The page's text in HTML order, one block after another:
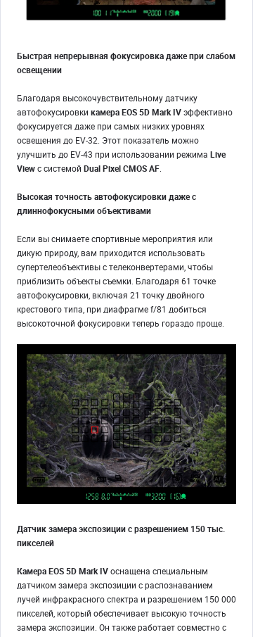
Быстрая непрерывная фокусировка даже при слабом
освещении
Благодаря высокочувствительному датчику
автофокусировки камера EOS 5D Mark IVэффективно
фокусируется даже при самых низких уровнях
освещения до EV-32. Этот показатель можно
улучшить до EV-43 при использовании режима Live
Viewс системой Dual Pixel CMOS AF.
Высокая точность автофокусировки даже с
длиннофокусными объективами
Если вы снимаете спортивные мероприятия или
дикую природу, вам приходится использовать
супертелеобъективы с телеконвертерами, чтобы
приблизить объекты съемки. Благодаря 61 точке
автофокусировки, включая 21 точку двойного
крестового типа, при диафрагме f/81 добиться
высокоточной фокусировки теперь гораздо проще.
Датчик замера экспозиции с разрешением 150 тыс.
пикселей
Камера EOS 5D Mark IVоснащена специальным
датчиком замера экспозиции с распознаванием
лучей инфракрасного спектра и разрешением 150 000
пикселей, который обеспечивает высокую точность
замера экспозиции. Он также работает совместно с